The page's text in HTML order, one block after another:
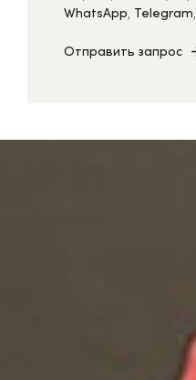
WhatsApp, Telegram,
Отправить запрос